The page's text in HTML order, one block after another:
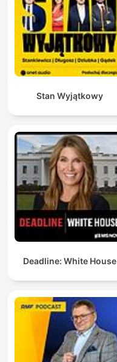
Stan Wyjątkowy
Deadline: White House